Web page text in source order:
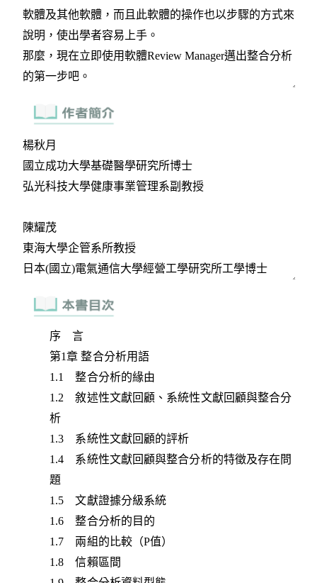
序 言
第1章 整合分析用語
1.1 整合分析的緣由
1.2 敘述性文獻回顧、系統性文獻回顧與整合分
析
1.3 系統性文獻回顧的評析
1.4 系統性文獻回顧與整合分析的特徵及存在問
題
1.5 文獻證據分級系統
1.6 整合分析的目的
1.7 兩組的比較（P值）
1.8 信賴區間